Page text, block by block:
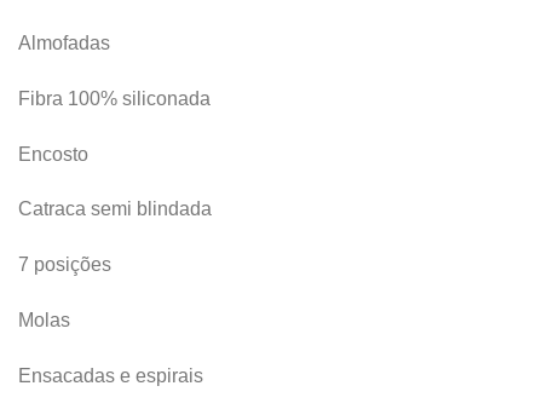
Almofadas
Fibra 100% siliconada
Encosto
Catraca semi blindada
7 posições
Molas
Ensacadas e espirais